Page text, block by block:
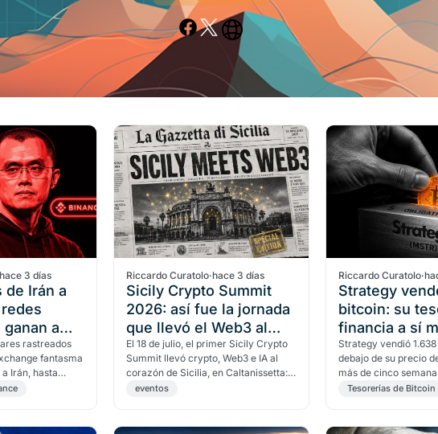
hace 3 días
de Irán a
a
rastreados
fantasma
Irán, hasta
cómo las
Riccardo Curatolo·hace 3 días
Sicily Crypto Summit
2026: así fue la jornada
que llevó el Web3 al
corazón de Sicilia
El 18 de julio, el primer Sicily Crypto
Summit llevó crypto, Web3 e IA al
corazón de Sicilia, en Caltanissetta:
un centenar de participantes, doce
eventos
Riccardo Curatolo·
Strategy
bitcoin: su
financia a sí
Strategy vendió
debajo de su precio
más de cinco
Por primera vez, la
Tesorerías de Bitcoin